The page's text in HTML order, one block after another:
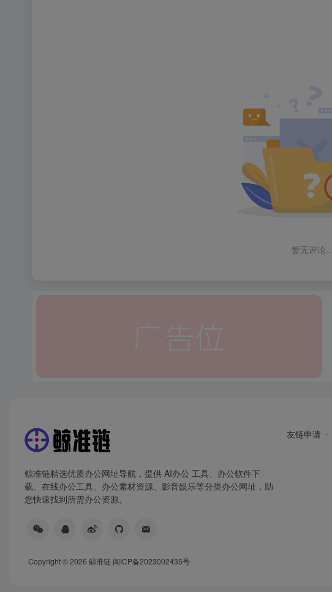
暂无评论...
鲸准链精选优质办公网址导航，提供 AI办公 工具、办公软件下
载、在线办公工具、办公素材资源、影音娱乐等分类办公网址，助
您快速找到所需办公资源。
友链申请
Copyright © 2026 鲸准链 闽ICP备2023002435号